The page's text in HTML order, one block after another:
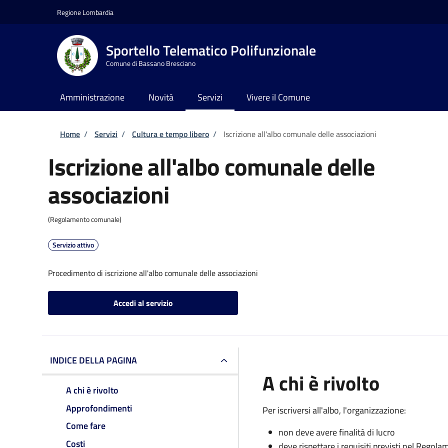
Regione Lombardia
Sportello Telematico Polifunzionale
Comune di Bassano Bresciano
Amministrazione Novità Servizi Vivere il Comune
Briciole di pane
Home / Servizi / Cultura e tempo libero / Iscrizione all'albo comunale delle associazioni
Iscrizione all'albo comunale delle
associazioni
(Regolamento comunale)
Servizio attivo
Procedimento di iscrizione all'albo comunale delle associazioni
Accedi al servizio
INDICE DELLA PAGINA
A chi è rivolto
Approfondimenti
Come fare
Costi
A chi è rivolto
Per iscriversi all'albo, l'organizzazione:
non deve avere finalità di lucro